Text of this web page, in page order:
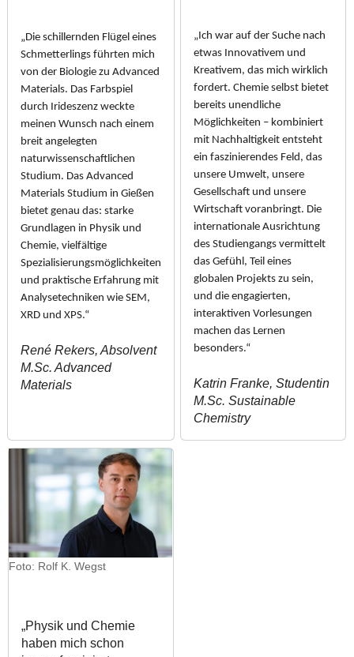
„Die schillernden Flügel eines
Schmetterlings führten mich
von der Biologie zu Advanced
Materials. Das Farbspiel
durch Irideszenz weckte
meinen Wunsch nach einem
breit angelegten
naturwissenschaftlichen
Studium. Das Advanced
Materials Studium in Gießen
bietet genau das: starke
Grundlagen in Physik und
Chemie, vielfältige
Spezialisierungsmöglichkeiten
und praktische Erfahrung mit
Analysetechniken wie SEM,
XRD und XPS.“
René Rekers, Absolvent
M.Sc. Advanced
Materials
„Ich war auf der Suche nach
etwas Innovativem und
Kreativem, das mich wirklich
fordert. Chemie selbst bietet
bereits unendliche
Möglichkeiten – kombiniert
mit Nachhaltigkeit entsteht
ein faszinierendes Feld, das
unsere Umwelt, unsere
Gesellschaft und unsere
Wirtschaft voranbringt. Die
internationale Ausrichtung
des Studiengangs vermittelt
das Gefühl, Teil eines
globalen Projekts zu sein,
und die engagierten,
interaktiven Vorlesungen
machen das Lernen
besonders.“
Katrin Franke, Studentin
M.Sc. Sustainable
Chemistry
Foto: Rolf K. Wegst
„Physik und Chemie
haben mich schon